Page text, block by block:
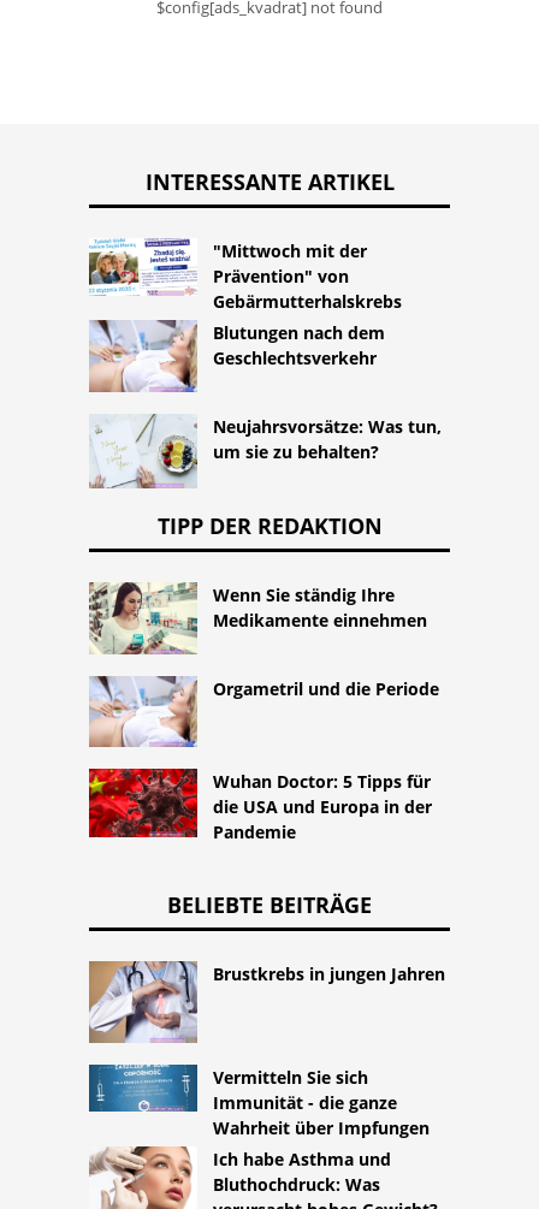
$config[ads_kvadrat] not found
INTERESSANTE ARTIKEL
"Mittwoch mit der
Prävention" von
Gebärmutterhalskrebs
Blutungen nach dem
Geschlechtsverkehr
Neujahrsvorsätze: Was tun,
um sie zu behalten?
TIPP DER REDAKTION
Wenn Sie ständig Ihre
Medikamente einnehmen
Orgametril und die Periode
Wuhan Doctor: 5 Tipps für
die USA und Europa in der
Pandemie
BELIEBTE BEITRÄGE
Brustkrebs in jungen Jahren
Vermitteln Sie sich
Immunität - die ganze
Wahrheit über Impfungen
Ich habe Asthma und
Bluthochdruck: Was